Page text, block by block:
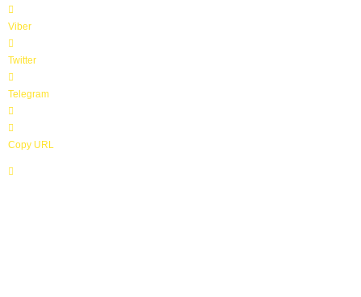
Viber
Twitter
Telegram
Copy URL